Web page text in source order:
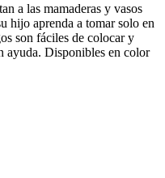
a las mamaderas y vasos
hijo aprenda a tomar solo en
son fáciles de colocar y
ayuda. Disponibles en color